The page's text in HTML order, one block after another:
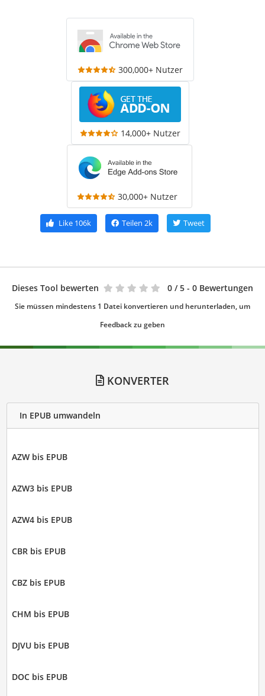
300,000+ Nutzer
14,000+ Nutzer
30,000+ Nutzer
Like 106k Teilen 2k Tweet
Dieses Tool bewerten 0 / 5 - 0 Bewertungen
Sie müssen mindestens 1 Datei konvertieren und herunterladen, um
Feedback zu geben
KONVERTER
In EPUB umwandeln
AZW bis EPUB
AZW3 bis EPUB
AZW4 bis EPUB
CBR bis EPUB
CBZ bis EPUB
CHM bis EPUB
DJVU bis EPUB
DOC bis EPUB